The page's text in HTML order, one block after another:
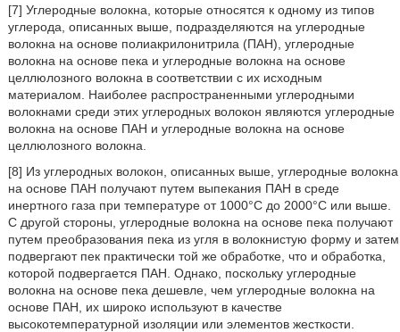
[7] Углеродные волокна, которые относятся к одному из типов
углерода, описанных выше, подразделяются на углеродные
волокна на основе полиакрилонитрила (ПАН), углеродные
волокна на основе пека и углеродные волокна на основе
целлюлозного волокна в соответствии с их исходным
материалом. Наиболее распространенными углеродными
волокнами среди этих углеродных волокон являются углеродные
волокна на основе ПАН и углеродные волокна на основе
целлюлозного волокна.
[8] Из углеродных волокон, описанных выше, углеродные волокна
на основе ПАН получают путем выпекания ПАН в среде
инертного газа при температуре от 1000°С до 2000°С или выше.
С другой стороны, углеродные волокна на основе пека получают
путем преобразования пека из угля в волокнистую форму и затем
подвергают пек практически той же обработке, что и обработка,
которой подвергается ПАН. Однако, поскольку углеродные
волокна на основе пека дешевле, чем углеродные волокна на
основе ПАН, их широко используют в качестве
высокотемпературной изоляции или элементов жесткости.